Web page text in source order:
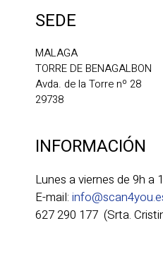
SEDE
MALAGA
TORRE DE BENAGALBON
Avda. de la Torre nº 28
29738
INFORMACIÓN
Lunes a viernes de 9h a
E-mail:
627 290 177 (Srta.